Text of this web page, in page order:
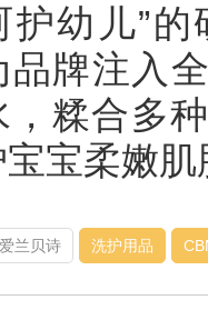
护幼儿”
品牌注入
，糅合多
宝柔嫩
爱兰贝诗 洗护用品